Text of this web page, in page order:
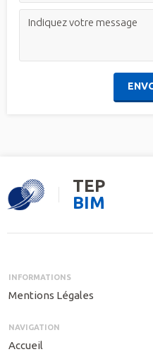
TEP
BIM
INFORMATIONS
Mentions Légales
NAVIGATION
Accueil